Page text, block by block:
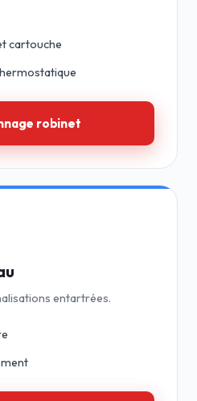
cartouche
robinet
entartrées.